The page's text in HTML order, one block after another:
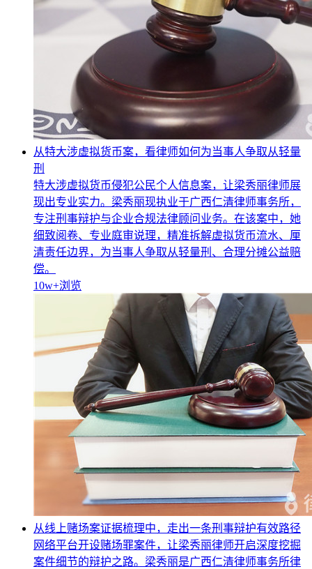
从特大涉虚拟货币案，看律师如何为当事人争取从轻量
刑
特大涉虚拟货币侵犯公民个人信息案，让梁秀丽律师展
现出专业实力。梁秀丽现执业于广西仁清律师事务所，
专注刑事辩护与企业合规法律顾问业务。在该案中，她
细致阅卷、专业庭审说理，精准拆解虚拟货币流水、厘
清责任边界，为当事人争取从轻量刑、合理分摊公益赔
偿。
10w+浏览
从线上赌场案证据梳理中，走出一条刑事辩护有效路径
网络平台开设赌场罪案件，让梁秀丽律师开启深度挖掘
案件细节的辩护之路。梁秀丽是广西仁清律师事务所律